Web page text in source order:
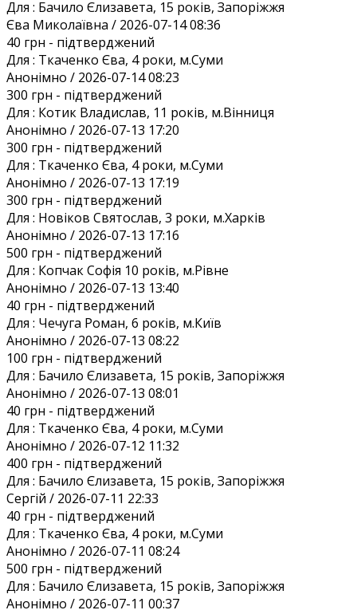
Для : Бачило Єлизавета, 15 років, Запоріжжя
Єва Миколаївна / 2026-07-14 08:36
40 грн - підтверджений
Для : Ткаченко Єва, 4 роки, м.Суми
Анонiмно / 2026-07-14 08:23
300 грн - підтверджений
Для : Котик Владислав, 11 років, м.Вінниця
Анонiмно / 2026-07-13 17:20
300 грн - підтверджений
Для : Ткаченко Єва, 4 роки, м.Суми
Анонiмно / 2026-07-13 17:19
300 грн - підтверджений
Для : Новіков Святослав, 3 роки, м.Харків
Анонiмно / 2026-07-13 17:16
500 грн - підтверджений
Для : Копчак Софія 10 років, м.Рівне
Анонiмно / 2026-07-13 13:40
40 грн - підтверджений
Для : Чечуга Роман, 6 років, м.Київ
Анонiмно / 2026-07-13 08:22
100 грн - підтверджений
Для : Бачило Єлизавета, 15 років, Запоріжжя
Анонiмно / 2026-07-13 08:01
40 грн - підтверджений
Для : Ткаченко Єва, 4 роки, м.Суми
Анонiмно / 2026-07-12 11:32
400 грн - підтверджений
Для : Бачило Єлизавета, 15 років, Запоріжжя
Сергій / 2026-07-11 22:33
40 грн - підтверджений
Для : Ткаченко Єва, 4 роки, м.Суми
Анонiмно / 2026-07-11 08:24
500 грн - підтверджений
Для : Бачило Єлизавета, 15 років, Запоріжжя
Анонiмно / 2026-07-11 00:37